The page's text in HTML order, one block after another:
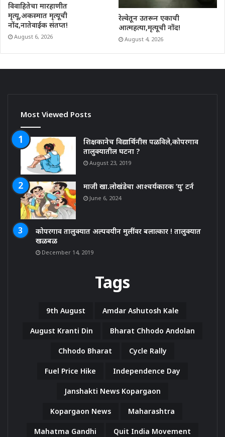
विवाहितेचा मारहाणीत
मृत्यू,अकस्मात मृत्यूची
नोंद,नातेवाईक संतप्त!
August 6, 2026
रेल्वेतून उतरून एकाची
आत्महत्या,मृत्यूची नोंद!
August 4, 2026
Most Viewed Posts
शिक्षकानेच विद्यार्थिनीस पळविले,कोपरगाव
तालुक्यातील घटना ?
August 23, 2019
माजी खा.लोखंडेचा आश्चर्यकारक ‘यु’ टर्न
June 6, 2024
कोपरगाव तालुक्यात अल्पवयीन मुलींवर बलात्कार ! तालुक्यात
खळबळ
December 14, 2019
Tags
9th August Amdar Ashutosh Kale
August Kranti Din Bharat Chhodo Andolan
Chhodo Bharat Cycle Rally
Fuel Price Hike Independence Day
Janshakti News Kopargaon
Kopargaon News Maharashtra
Mahatma Gandhi Quit India Movement